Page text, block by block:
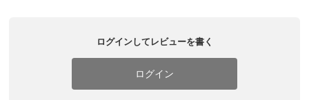
ログインしてレビューを書く
ログイン